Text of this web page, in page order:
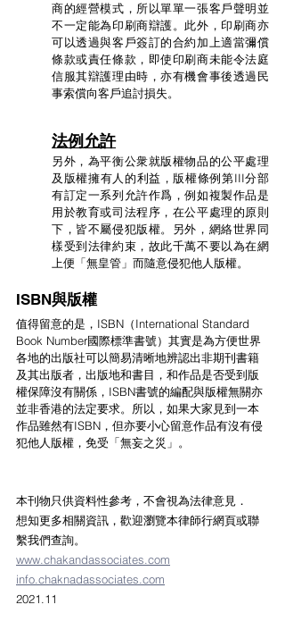
商的經營模式，所以單單一張客戶聲明並
不一定能為印刷商辯護。此外，印刷商亦
可以透過與客戶簽訂的合約加上適當彌償
條款或責任條款，即使印刷商未能令法庭
信服其辯護理由時，亦有機會事後透過民
事索償向客戶追討損失。
法例允許
另外，為平衡公衆就版權物品的公平處理
及版權擁有人的利益，版權條例第III分部
有訂定一系列允許作爲，例如複製作品是
用於教育或司法程序，在公平處理的原則
下，皆不屬侵犯版權。另外，網絡世界同
樣受到法律約束，故此千萬不要以為在網
上便「無皇管」而隨意侵犯他人版權。
ISBN與版權
值得留意的是，ISBN（International Standard
Book Number國際標準書號）其實是為方便世界
各地的出版社可以簡易清晰地辨認出非期刊書籍
及其出版者，出版地和書目，和作品是否受到版
權保障沒有關係，ISBN書號的編配與版權無關亦
並非香港的法定要求。所以，如果大家見到一本
作品雖然有ISBN，但亦要小心留意作品有沒有侵
犯他人版權，免受「無妄之災」。
本刊物只供資料性參考，不會視為法律意見．
想知更多相關資訊，歡迎瀏覽本律師行網頁或聯
繫我們查詢。
www.chakandassociates.com
info.chaknadassociates.com
2021.11